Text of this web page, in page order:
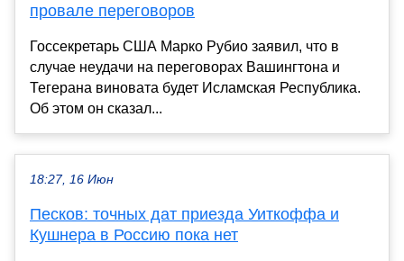
провале переговоров
Госсекретарь США Марко Рубио заявил, что в
случае неудачи на переговорах Вашингтона и
Тегерана виновата будет Исламская Республика.
Об этом он сказал...
18:27, 16 Июн
Песков: точных дат приезда Уиткоффа и
Кушнера в Россию пока нет